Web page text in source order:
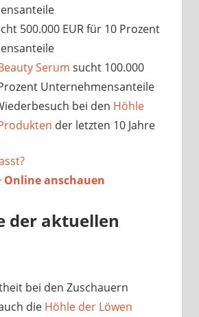
500.000 EUR für 10 Prozent
Serum sucht 100.000
Unternehmensanteile
bei den Höhle
der letzten 10 Jahre
Online anschauen
der aktuellen
bei den Zuschauern
die Höhle der Löwen